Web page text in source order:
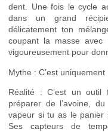
dent. Une fois le cycle
dans un grand
délicatement ton
coupant la masse
vigoureusement pour
Mythe : C’est uniquement
Réalité : C’est un outil
préparer de l’avoine,
vapeur si tu as le panier
Ses capteurs de